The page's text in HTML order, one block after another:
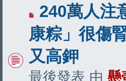
有
新
文
章
240萬人注
康粽」很傷
又高鉀
最後發表 由 懸